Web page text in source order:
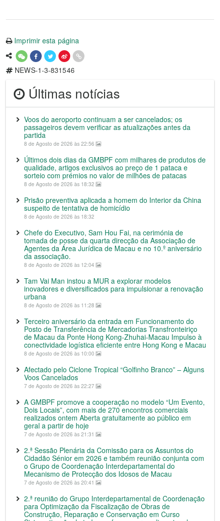
Imprimir esta página
NEWS-1-3-831546
Últimas notícias
Voos do aeroporto continuam a ser cancelados; os
passageiros devem verificar as atualizações antes da
partida
8 de Agosto de 2026 às 22:56
Últimos dois dias da GMBPF com milhares de produtos de
qualidade, artigos exclusivos ao preço de 1 pataca e
sorteio com prémios no valor de milhões de patacas
8 de Agosto de 2026 às 18:32
Prisão preventiva aplicada a homem do Interior da China
suspeito de tentativa de homicídio
8 de Agosto de 2026 às 18:32
Chefe do Executivo, Sam Hou Fai, na cerimónia de
tomada de posse da quarta direcção da Associação de
Agentes da Área Jurídica de Macau e no 10.º aniversário
da associação.
8 de Agosto de 2026 às 12:04
Tam Vai Man instou a MUR a explorar modelos
inovadores e diversificados para impulsionar a renovação
urbana
8 de Agosto de 2026 às 11:28
Terceiro aniversário da entrada em Funcionamento do
Posto de Transferência de Mercadorias Transfronteiriço
de Macau da Ponte Hong Kong-Zhuhai-Macau Impulso à
conectividade logística eficiente entre Hong Kong e Macau
8 de Agosto de 2026 às 10:00
Afectado pelo Ciclone Tropical “Golfinho Branco” – Alguns
Voos Cancelados
7 de Agosto de 2026 às 22:27
A GMBPF promove a cooperação no modelo “Um Evento,
Dois Locais”, com mais de 270 encontros comerciais
realizados ontem Aberta gratuitamente ao público em
geral a partir de hoje
7 de Agosto de 2026 às 21:31
2.ª Sessão Plenária da Comissão para os Assuntos do
Cidadão Sénior em 2026 e também reunião conjunta com
o Grupo de Coordenação Interdepartamental do
Mecanismo de Protecção dos Idosos de Macau
7 de Agosto de 2026 às 20:41
2.ª reunião do Grupo Interdepartamental de Coordenação
para Optimização da Fiscalização de Obras de
Construção, Reparação e Conservação em Curso